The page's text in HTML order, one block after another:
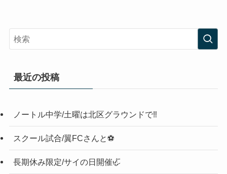
最近の投稿
ノートル中学/土曜は北区グラウンドで‼️
スクール試合/翼FCさんと⚽️
長期休み限定/サイの日開催🦏